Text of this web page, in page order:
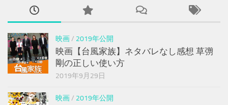
映画/ 2019年公開
映画【台風家族】ネタバレなし感想 草彅
剛の正しい使い方
2019年9月29日
映画/ 2019年公開